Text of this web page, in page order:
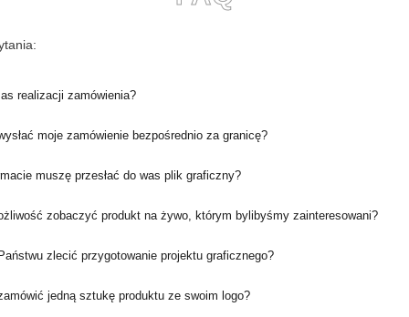
realizacji zamówienia?
moje zamówienie bezpośrednio za granicę?
muszę przesłać do was plik graficzny?
zobaczyć produkt na żywo, którym bylibyśmy zainteresowani?
zlecić przygotowanie projektu graficznego?
jedną sztukę produktu ze swoim logo?